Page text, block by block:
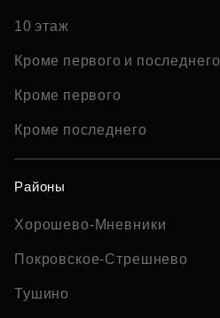
10 этаж
Кроме первого и последнего
Кроме первого
Кроме последнего
Районы
Хорошево-Мневники
Покровское-Стрешнево
Тушино